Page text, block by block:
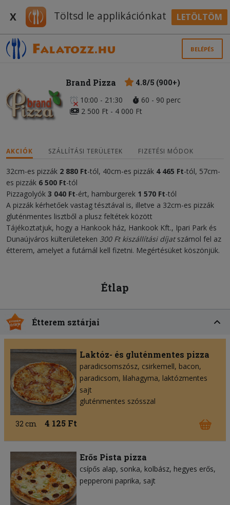
X Töltsd le applikációnkat LETÖLTÖM
BELÉPÉS
Brand Pizza
4.8/5 (900+)
10:00 - 21:30
60 - 90 perc
2 500 Ft - 4 000 Ft
AKCIÓK SZÁLLÍTÁSI TERÜLETEK FIZETÉSI MÓDOK
32cm-es pizzák 2 880 Ft-tól, 40cm-es pizzák 4465 Ft-tól, 57cm-
es pizzák 6 500 Ft-tól
Pizzagolyók 3 040 Ft-ért, hamburgerek 1 570 Ft-tól
A pizzák kérhetőek vastag tésztával is, illetve a 32cm-es pizzák
gluténmentes lisztből a plusz feltétek között
Tájékoztatjuk, hogy a Hankook ház, Hankook Kft., Ipari Park és
Dunaújváros külterületeken 300 Ft kiszállítási díjatszámol fel az
étterem, amelyet a futárnál kell fizetni. Megértésüket köszönjük.
Étlap
Étterem sztárjai
Laktóz- és gluténmentes pizza
paradicsomszósz csirkemell bacon
paradicsom lilahagyma laktózmentes
sajt
gluténmentes szósszal
32 cm 4 125 Ft
Erős Pista pizza
csípős alap sonka kolbász hegyes erős
pepperoni paprika sajt